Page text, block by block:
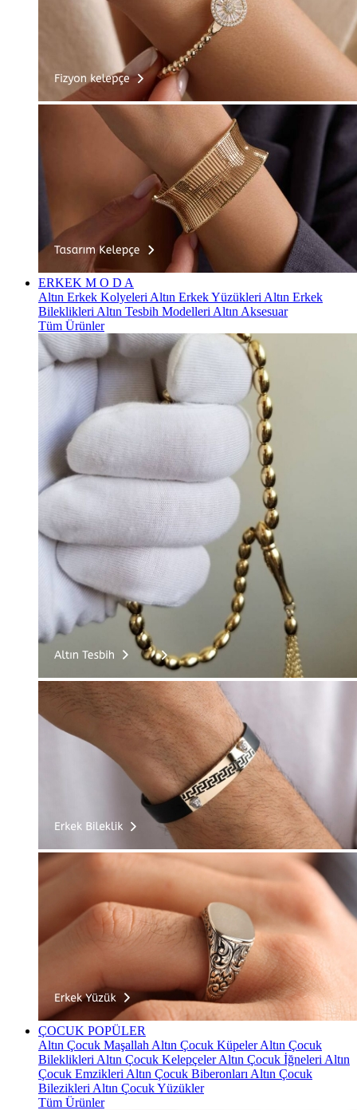
ERKEK M O D A
Altın Erkek Kolyeleri Altın Erkek Yüzükleri Altın Erkek
Bileklikleri Altın Tesbih Modelleri Altın Aksesuar
Tüm Ürünler
ÇOCUK POPÜLER
Altın Çocuk Maşallah Altın Çocuk KüpelerAltın Çocuk
Bileklikleri Altın Çocuk KelepçelerAltın Çocuk İğneleri Altın
Çocuk Emzikleri Altın Çocuk Biberonları Altın Çocuk
Bilezikleri Altın Çocuk Yüzükler
Tüm Ürünler